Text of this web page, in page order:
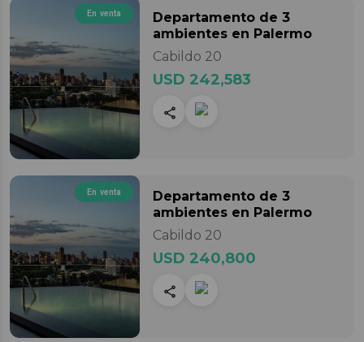
En venta Departamento de 3
ambientes en Palermo
Cabildo 20
USD 242,583
En venta Departamento de 3
ambientes en Palermo
Cabildo 20
USD 240,800